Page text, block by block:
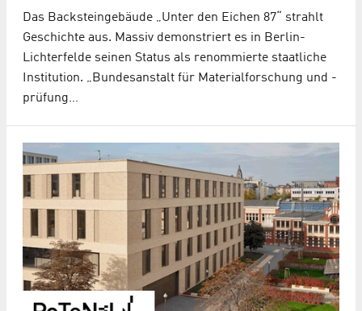
Das Backsteingebäude „Unter den Eichen 87“ strahlt
Geschichte aus. Massiv demonstriert es in Berlin-
Lichterfelde seinen Status als renommierte staatliche
Institution. „Bundesanstalt für Materialforschung und -
prüfung…